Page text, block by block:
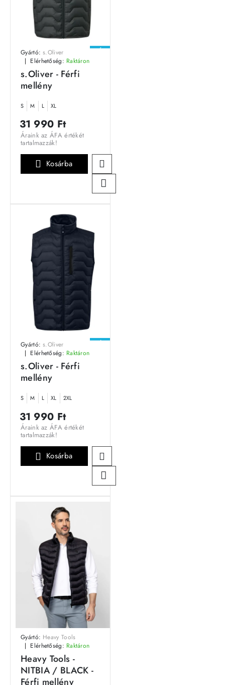
ÚJ
Gyártó: s.Oliver
Elérhetőség: Raktáron
s.Oliver - Férfi
mellény
S M L XL
31 990 Ft
Áraink az ÁFA értékét
tartalmazzák!
Kosárba
ÚJ
Gyártó: s.Oliver
Elérhetőség: Raktáron
s.Oliver - Férfi
mellény
S M L XL 2XL
31 990 Ft
Áraink az ÁFA értékét
tartalmazzák!
Kosárba
Gyártó: Heavy Tools
Elérhetőség: Raktáron
Heavy Tools -
NITBIA / BLACK -
Férfi mellény